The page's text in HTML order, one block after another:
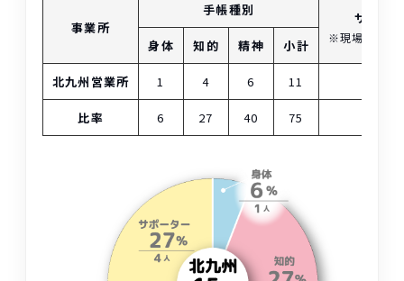
事業所
手帳種別 サポー
※現場担当以
身体 知的 精神 小計
北九州営業所 1 4 6 11
比率 6 27 40 75